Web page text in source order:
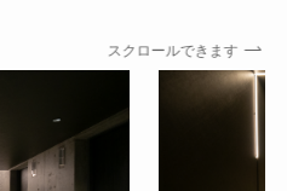
スクロールできます